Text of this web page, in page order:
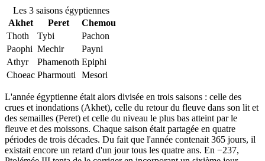
Les 3 saisons égyptiennes
Akhet
Peret
Chemou
Thoth
Tybi
Pachon
Paophi Mechir
Payni
Athyr
Phamenoth Epiphi
Choeac Pharmouti Mesori
L'année égyptienne était alors divisée en trois saisons : celle des
crues et inondations (Akhet), celle du retour du fleuve dans son lit et
des semailles (Peret) et celle du niveau le plus bas atteint par le
fleuve et des moissons. Chaque saison était partagée en quatre
périodes de trois décades. Du fait que l'année contenait 365 jours, il
existait encore un retard d'un jour tous les quatre ans. En −237,